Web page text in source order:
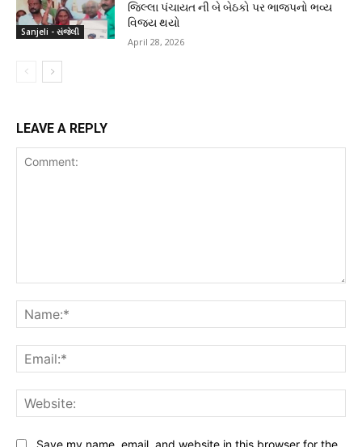
Sanjeli - સંજેલી
જિલ્લા પંચાયત ની બે બેઠકો પર ભાજપનો ભવ્ય
વિજય થયો
April 28, 2026
LEAVE A REPLY